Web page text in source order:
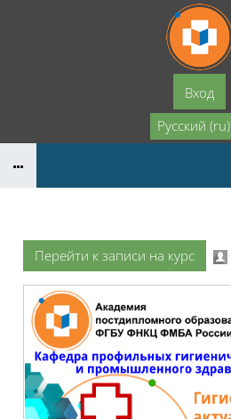
Перейти к основному содержанию
Вход
Русский ‎(ru)‎
Перейти к записи на курс